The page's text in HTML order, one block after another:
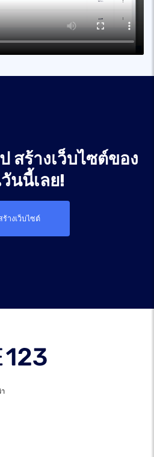
สร้างเว็บไซต์ของ
นนี้เลย!
ร้างเว็บไซต์
า